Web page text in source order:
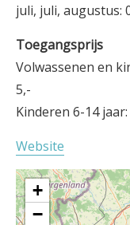
juli, juli, augustus:
Toegangsprijs
Volwassenen en
5,-
Kinderen 6-14
Website
+
−